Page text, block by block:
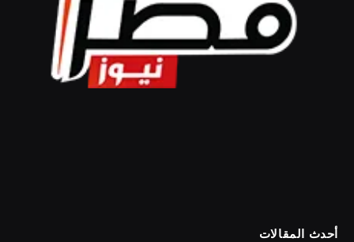
أحدث المقالات